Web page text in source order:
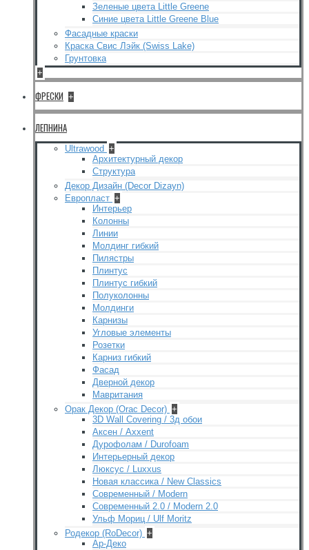
Зеленые цвета Little Greene
Синие цвета Little Greene Blue
Фасадные краски
Краска Свис Лэйк (Swiss Lake)
Грунтовка
+
ФРЕСКИ +
ЛЕПНИНА
Ultrawood +
Архитектурный декор
Структура
Декор Дизайн (Decor Dizayn)
Европласт +
Интерьер
Колонны
Линии
Молдинг гибкий
Пилястры
Плинтус
Плинтус гибкий
Полуколонны
Молдинги
Карнизы
Угловые элементы
Розетки
Карниз гибкий
Фасад
Дверной декор
Мавритания
Орак Декор (Orac Decor) +
3D Wall Covering / 3д обои
Аксен / Axxent
Дурофолам / Durofoam
Интерьерный декор
Люксус / Luxxus
Новая классика / New Classics
Современный / Modern
Современный 2.0 / Modern 2.0
Ульф Мориц / Ulf Moritz
Родекор (RoDecor) +
Ар-Деко